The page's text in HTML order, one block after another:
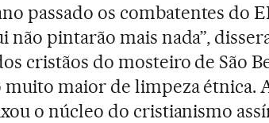
passado os combatentes do
não pintarão mais nada”,
cristãos do mosteiro de São
maior de limpeza étnica.
o núcleo do cristianismo